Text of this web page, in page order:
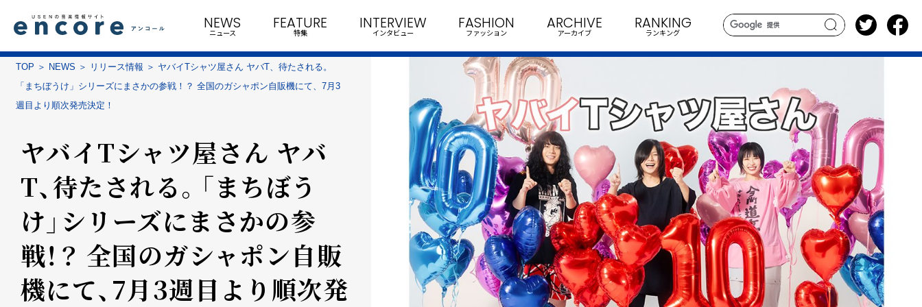
search
NEWS
ニュース
FEATURE
特集
INTERVIEW
インタビュー
FASHION
ファッション
ARCHIVE
アーカイブ
RANKING
ランキング
TOP NEWS リリース情報
ヤバイTシャツ屋さん ヤバT、待たされる。
「まちぼうけ」シリーズにまさかの参戦！？ 全国のガシャポン自販機にて、7月3
週目より順次発売決定！
ヤバイTシャツ屋さん ヤバ
T、待たされる。「まちぼう
け」シリーズにまさかの参
戦！？ 全国のガシャポン自販
機にて、7月3週目より順次発